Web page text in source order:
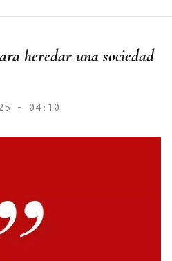
heredar una sociedad
- 04:10